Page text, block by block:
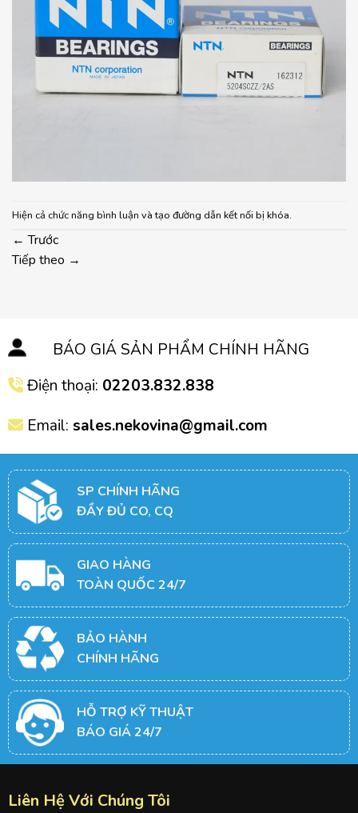
Hiện cả chức năng bình luận và tạo đường dẫn kết nối bị khóa.
← Trước
Tiếp theo →
BÁO GIÁ SẢN PHẨM CHÍNH HÃNG
Điện thoại: 02203.832.838
Email: sales.nekovina@gmail.com
SP CHÍNH HÃNG
ĐẦY ĐỦ CO, CQ
GIAO HÀNG
TOÀN QUỐC 24/7
BẢO HÀNH
CHÍNH HÃNG
HỖ TRỢ KỸ THUẬT
BÁO GIÁ 24/7
Liên Hệ Với Chúng Tôi